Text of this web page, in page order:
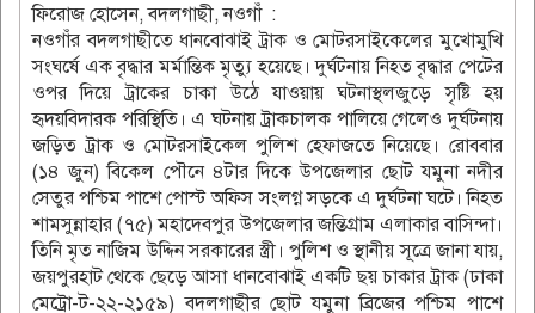
ফিরোজ হোসেন, বদলগাছী, নওগাঁ :
নওগাঁর বদলগাছীতে ধানবোঝাই ট্রাক ও মোটরসাইকেলের মুখোমুখি
সংঘর্ষে এক বৃদ্ধার মর্মান্তিক মৃত্যু হয়েছে। দুর্ঘটনায় নিহত বৃদ্ধার পেটের
ওপর দিয়ে ট্রাকের চাকা উঠে যাওয়ায় ঘটনাস্থলজুড়ে সৃষ্টি হয়
হৃদয়বিদারক পরিস্থিতি। এ ঘটনায় ট্রাকচালক পালিয়ে গেলেও দুর্ঘটনায়
জড়িত ট্রাক ও মোটরসাইকেল পুলিশ হেফাজতে নিয়েছে। রোববার
(১৪ জুন) বিকেল পৌনে ৪টার দিকে উপজেলার ছোট যমুনা নদীর
সেতুর পশ্চিম পাশে পোস্ট অফিস সংলগ্ন সড়কে এ দুর্ঘটনা ঘটে। নিহত
শামসুন্নাহার (৭৫) মহাদেবপুর উপজেলার জন্তিগ্রাম এলাকার বাসিন্দা।
তিনি মৃত নাজিম উদ্দিন সরকারের স্ত্রী। পুলিশ ও স্থানীয় সূত্রে জানা যায়,
জয়পুরহাট থেকে ছেড়ে আসা ধানবোঝাই একটি ছয় চাকার ট্রাক (ঢাকা
মেট্রো-ট-২২-২১৫৯) বদলগাছীর ছোট যমুনা ব্রিজের পশ্চিম পাশে